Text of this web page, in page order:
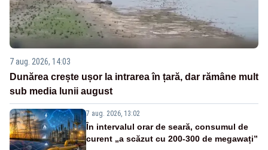
7 aug. 2026, 14:03
Dunărea crește ușor la intrarea în țară, dar rămâne mult
sub media lunii august
7 aug. 2026, 13:02
În intervalul orar de seară, consumul de
curent „a scăzut cu 200-300 de megawați”